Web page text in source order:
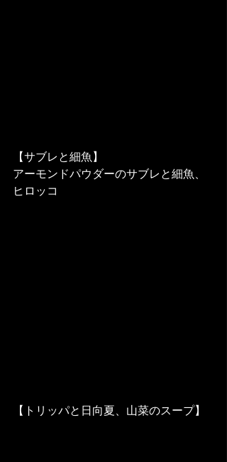
【サブレと細魚】
アーモンドパウダーのサブレと細魚、
ヒロッコ
【トリッパと日向夏、山菜のスープ】